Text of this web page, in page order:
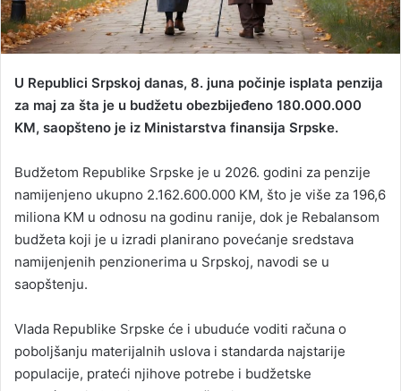
l
U Republici Srpskoj danas, 8. juna počinje isplata penzija
za maj za šta je u budžetu obezbijeđeno 180.000.000
KM, saopšteno je iz Ministarstva finansija Srpske.
Budžetom Republike Srpske je u 2026. godini za penzije
namijenjeno ukupno 2.162.600.000 KM, što je više za 196,6
miliona KM u odnosu na godinu ranije, dok je Rebalansom
budžeta koji je u izradi planirano povećanje sredstava
namijenjenih penzionerima u Srpskoj, navodi se u
saopštenju.
Vlada Republike Srpske će i ubuduće voditi računa o
poboljšanju materijalnih uslova i standarda najstarije
populacije, prateći njihove potrebe i budžetske